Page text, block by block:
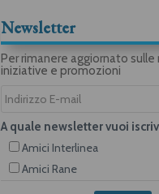
Newsletter
Per rimanere aggiornato
iniziative e promozioni
A quale newsletter vuoi
Amici Interlinea
Amici Rane